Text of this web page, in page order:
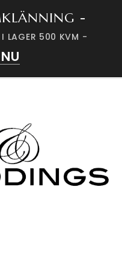
-
LAGER 500 KVM -